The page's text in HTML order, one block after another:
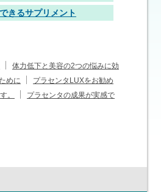
きるサプリメント
体力低下と美容の2つの悩みに効
めに
プラセンタLUXをお勧め
。
プラセンタの成果が実感で